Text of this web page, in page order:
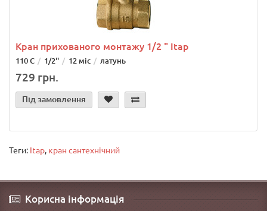
Кран прихованого монтажу 1/2 " Itap
110 С 1/2'' 12 міс латунь
729 грн.
Під замовлення
Теги: Itap, кран сантехнічний
Корисна інформація